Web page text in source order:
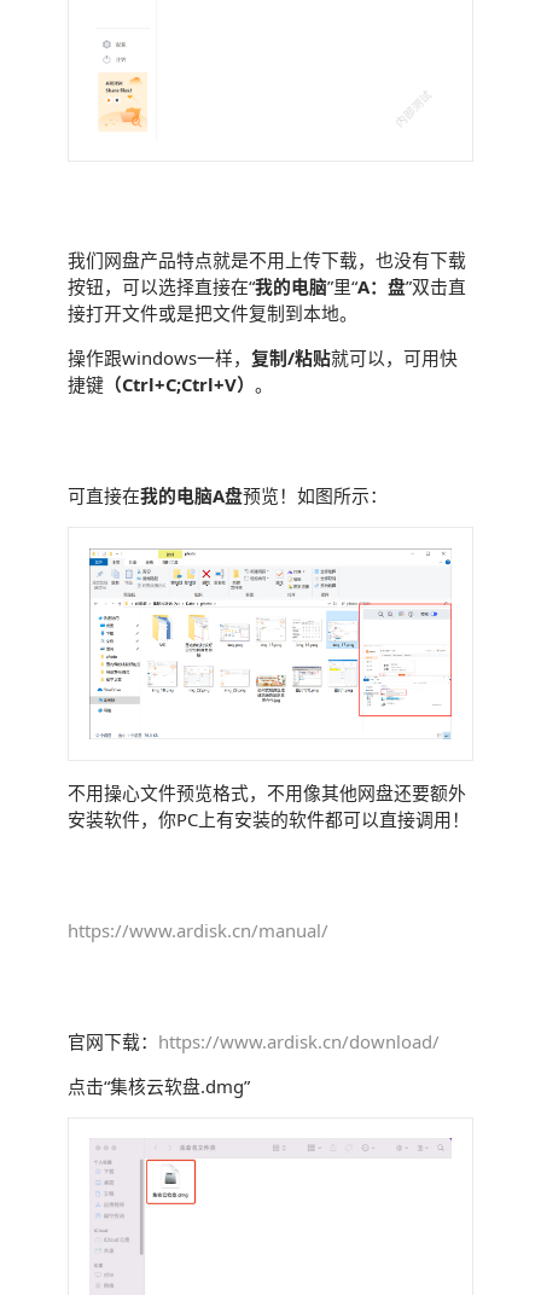
我们网盘产品特点就是不用上传下载，也没有下载
按钮，可以选择直接在“我的电脑”里“A：盘”双击直
接打开文件或是把文件复制到本地。
操作跟windows一样， 复制/粘贴就可以，可用快
捷键 （Ctrl+C;Ctrl+V） 。
可直接在我的电脑A盘预览！如图所示：
不用操心文件预览格式，不用像其他网盘还要额外
安装软件，你PC上有安装的软件都可以直接调用！
https://www.ardisk.cn/manual/
官网下载： https://www.ardisk.cn/download/
点击“集核云软盘.dmg”